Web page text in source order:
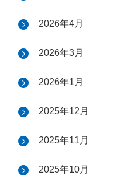
2026年4月
2026年3月
2026年1月
2025年12月
2025年11月
2025年10月